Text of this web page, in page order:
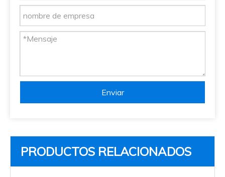
Enviar
PRODUCTOS RELACIONADOS